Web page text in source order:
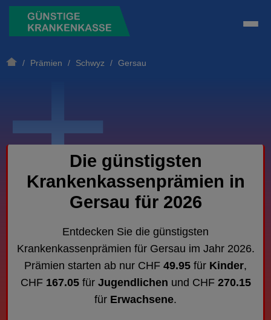
/ Prämien / Schwyz / Gersau
Die günstigsten
Krankenkassenprämien in
Gersau für 2026
Entdecken Sie die günstigsten
Krankenkassenprämien für Gersau im Jahr 2026.
Prämien starten ab nur CHF 49.95 für Kinder,
CHF 167.05für Jugendlichen und CHF 270.15
für Erwachsene.